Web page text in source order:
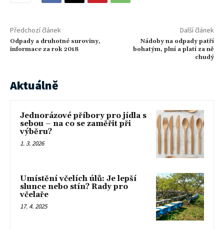
Předchozí článek
Odpady a druhotné suroviny,
informace za rok 2018
Další článek
Nádoby na odpady patří
bohatým, plní a platí za ně
chudý
Aktuálně
Jednorázové příbory pro jídla s
sebou – na co se zaměřit při
výběru?
1. 3. 2026
Umístění včelích úlů: Je lepší
slunce nebo stín? Rady pro
včelaře
17. 4. 2025